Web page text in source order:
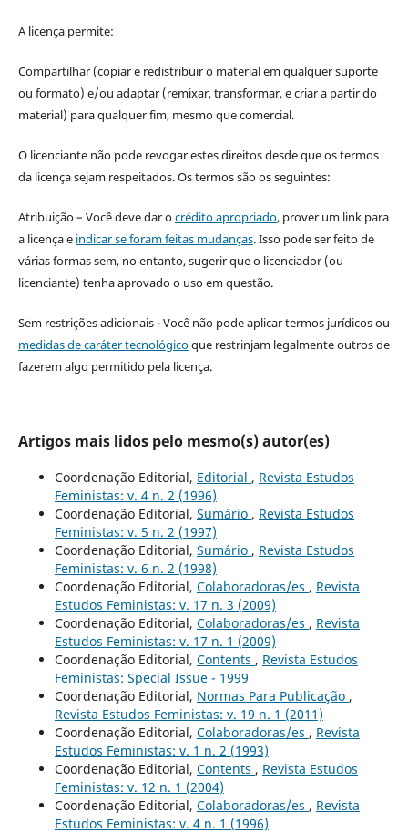
A licença permite:
Compartilhar (copiar e redistribuir o material em qualquer suporte
ou formato) e/ou adaptar (remixar, transformar, e criar a partir do
material) para qualquer fim, mesmo que comercial.
O licenciante não pode revogar estes direitos desde que os termos
da licença sejam respeitados. Os termos são os seguintes:
Atribuição – Você deve dar ocrédito apropriado, prover um link para
a licença e indicar se foram feitas mudanças. Isso pode ser feito de
várias formas sem, no entanto, sugerir que o licenciador (ou
licenciante) tenha aprovado o uso em questão.
Sem restrições adicionais - Você não pode aplicar termos jurídicos ou
medidas de caráter tecnológicoque restrinjam legalmente outros de
fazerem algo permitido pela licença.
Artigos mais lidos pelo mesmo(s) autor(es)
Coordenação Editorial, Editorial , Revista Estudos
Feministas: v. 4 n. 2 (1996)
Coordenação Editorial, Sumário , Revista Estudos
Feministas: v. 5 n. 2 (1997)
Coordenação Editorial, Sumário , Revista Estudos
Feministas: v. 6 n. 2 (1998)
Coordenação Editorial, Colaboradoras/es , Revista
Estudos Feministas: v. 17 n. 3 (2009)
Coordenação Editorial, Colaboradoras/es , Revista
Estudos Feministas: v. 17 n. 1 (2009)
Coordenação Editorial, Contents , Revista Estudos
Feministas: Special Issue - 1999
Coordenação Editorial, Normas Para Publicação ,
Revista Estudos Feministas: v. 19 n. 1 (2011)
Coordenação Editorial, Colaboradoras/es , Revista
Estudos Feministas: v. 1 n. 2 (1993)
Coordenação Editorial, Contents , Revista Estudos
Feministas: v. 12 n. 1 (2004)
Coordenação Editorial, Colaboradoras/es , Revista
Estudos Feministas: v. 4 n. 1 (1996)